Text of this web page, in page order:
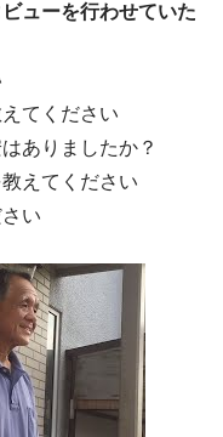
ューを行わせていた
てください
ありましたか？
えてください
い